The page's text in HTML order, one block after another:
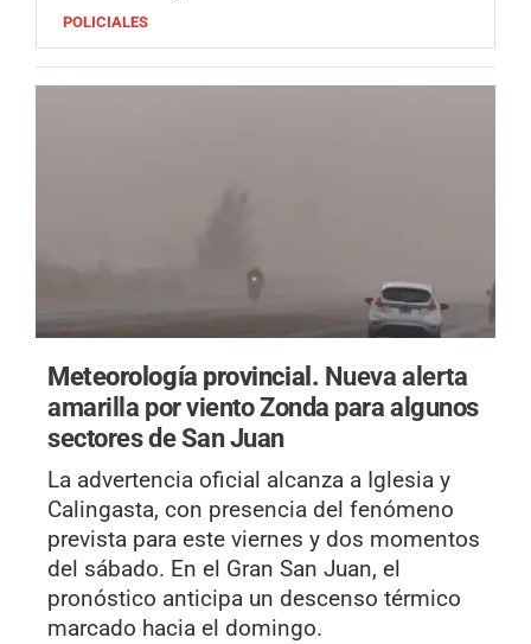
POLICIALES
Meteorología provincial. Nueva alerta
amarilla por viento Zonda para algunos
sectores de San Juan
La advertencia oficial alcanza a Iglesia y
Calingasta, con presencia del fenómeno
prevista para este viernes y dos momentos
del sábado. En el Gran San Juan, el
pronóstico anticipa un descenso térmico
marcado hacia el domingo.